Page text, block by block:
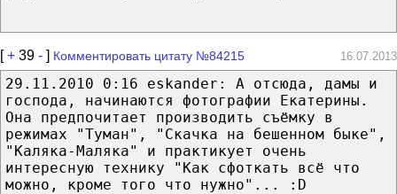
[+ 39 - ] Комментировать цитату №84215 16.07.2013
29.11.2010 0:16 eskander: А отсюда, дамы и
господа, начинаются фотографии Екатерины.
Она предпочитает производить съёмку в
режимах "Туман", "Скачка на бешенном быке",
"Каляка-Маляка" и практикует очень
интересную технику "Как сфоткать всё что
можно, кроме того что нужно"... :D